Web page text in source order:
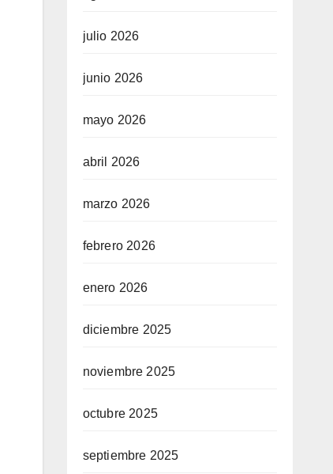
julio 2026
junio 2026
mayo 2026
abril 2026
marzo 2026
febrero 2026
enero 2026
diciembre 2025
noviembre 2025
octubre 2025
septiembre 2025